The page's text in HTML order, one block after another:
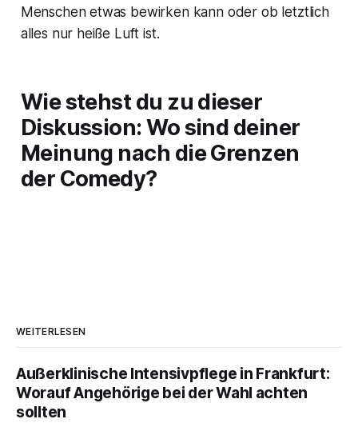
Menschen etwas bewirken kann oder ob letztlich
alles nur heiße Luft ist.
Wie stehst du zu dieser
Diskussion: Wo sind deiner
Meinung nach die Grenzen
der Comedy?
WEITERLESEN
Außerklinische Intensivpflege in Frankfurt:
Worauf Angehörige bei der Wahl achten
sollten